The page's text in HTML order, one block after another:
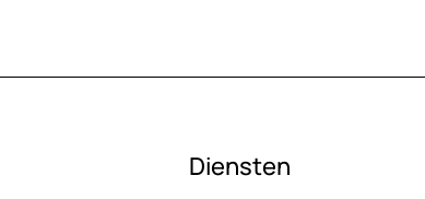
Diensten